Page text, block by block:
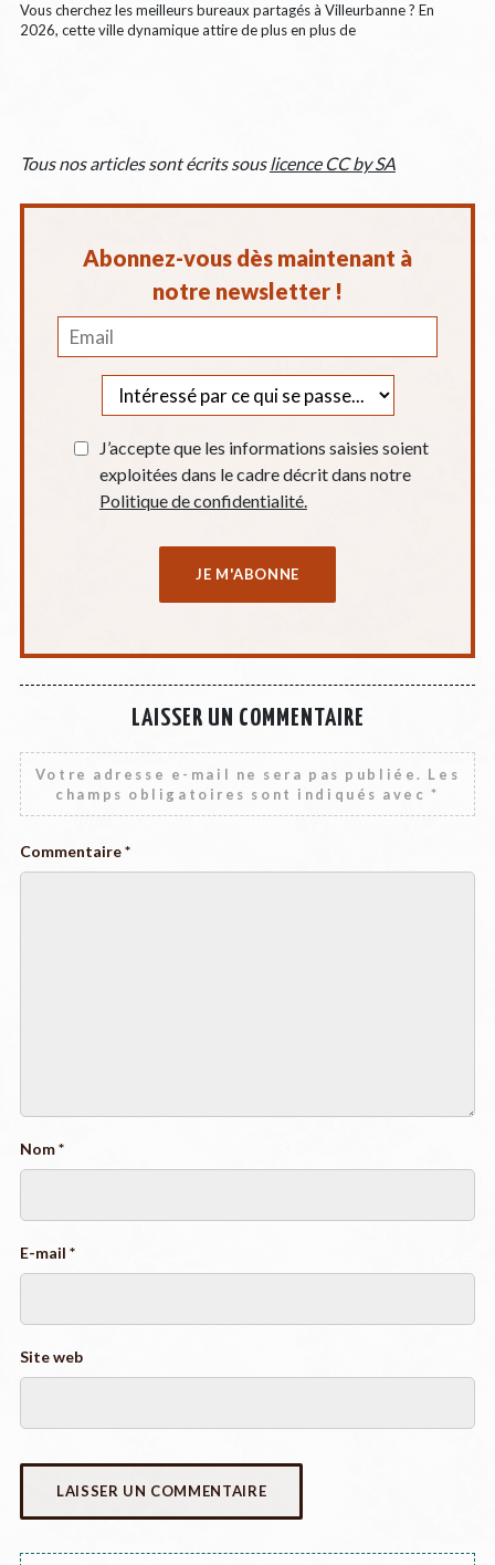
Vous cherchez les meilleurs bureaux partagés à Villeurbanne ? En
2026, cette ville dynamique attire de plus en plus de
Tous nos articles sont écrits sous licence CC by SA
Abonnez-vous dès maintenant à
notre newsletter !
J’accepte que les informations saisies soient
exploitées dans le cadre décrit dans notre
Politique de confidentialité.
LAISSER UN COMMENTAIRE
Votre adresse e-mail ne sera pas publiée. Les
champs obligatoires sont indiqués avec*
Commentaire*
Nom*
E-mail *
Site web